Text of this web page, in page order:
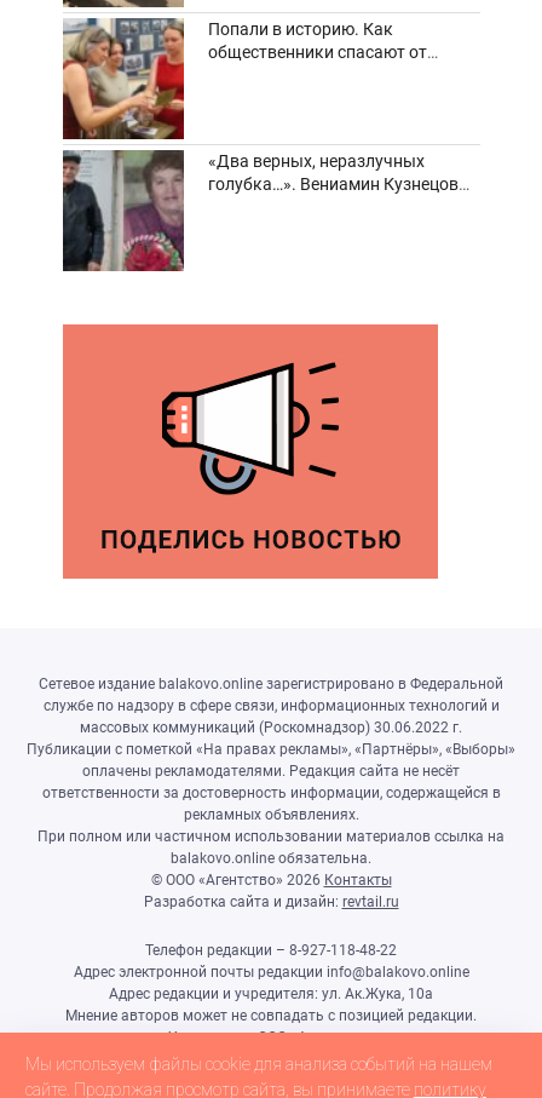
Попали в историю. Как
общественники спасают от
«Два верных, неразлучных
голубка…». Вениамин Кузнецов
Сетевое издание balakovo.online зарегистрировано в Федеральной
службе по надзору в сфере связи, информационных технологий и
массовых коммуникаций (Роскомнадзор) 30.06.2022 г.
Публикации с пометкой «На правах рекламы», «Партнёры», «Выборы»
оплачены рекламодателями. Редакция сайта не несёт
ответственности за достоверность информации, содержащейся в
рекламных объявлениях.
При полном или частичном использовании материалов ссылка на
balakovo.online обязательна.
© ООО «Агентство» 2026 Контакты
Разработка сайта и дизайн: revtail.ru
Телефон редакции – 8-927-118-48-22
Адрес электронной почты редакции info@balakovo.online
Адрес редакции и учредителя: ул. Ак.Жука, 10а
Мнение авторов может не совпадать с позицией редакции.
Учредитель: ООО «Агентство»
Гл.редактор Ивлиева Н.Н.
Настоящий ресурс может содержать материалы 18+
Мы используем файлы cookie для анализа событий на нашем
сайте. Продолжая просмотр сайта, вы принимаете политику